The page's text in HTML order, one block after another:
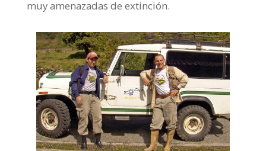
muy amenazadas de extinción.